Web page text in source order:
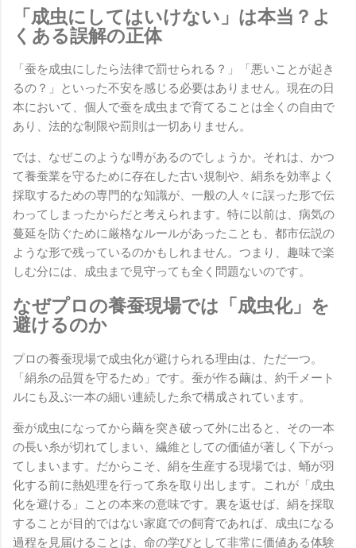
「成虫にしてはいけない」は本当？よ
くある誤解の正体
「蚕を成虫にしたら法律で罰せられる？」「悪いことが起き
るの？」といった不安を感じる必要はありません。現在の日
本において、個人で蚕を成虫まで育てることは全くの自由で
あり、法的な制限や罰則は一切ありません。
では、なぜこのような噂があるのでしょうか。それは、かつ
て養蚕業を守るために存在した古い規制や、絹糸を効率よく
採取するための専門的な知識が、一般の人々に誤った形で伝
わってしまったからだと考えられます。特に以前は、病気の
蔓延を防ぐために厳格なルールがあったことも、都市伝説の
ような形で残っているのかもしれません。つまり、趣味で楽
しむ分には、成虫まで見守っても全く問題ないのです。
なぜプロの養蚕現場では「成虫化」を
避けるのか
プロの養蚕現場で成虫化が避けられる理由は、ただ一つ。
「絹糸の品質を守るため」です。蚕が作る繭は、約千メート
ルにも及ぶ一本の細い連続した糸で構成されています。
蚕が成虫になってから繭を突き破って外に出ると、その一本
の長い糸が切れてしまい、繊維としての価値が著しく下がっ
てしまいます。だからこそ、絹を生産する現場では、蛹が羽
化する前に熱処理を行って糸を取り出します。これが「成虫
化を避ける」ことの本来の意味です。裏を返せば、絹を採取
することが目的ではない家庭での飼育であれば、成虫になる
過程を見届けることは、命の学びとして非常に価値ある体験